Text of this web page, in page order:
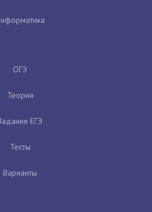
ОГЭ
Теория
ЕГЭ
Тесты
Варианты